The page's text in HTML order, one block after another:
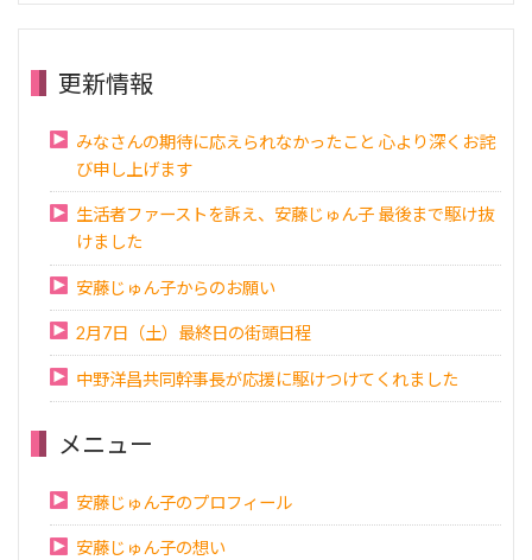
更新情報
みなさんの期待に応えられなかったこと 心より深くお詫
び申し上げます
生活者ファーストを訴え、安藤じゅん子 最後まで駆け抜
けました
安藤じゅん子からのお願い
2月7日（土）最終日の街頭日程
中野洋昌共同幹事長が応援に駆けつけてくれました
メニュー
安藤じゅん子のプロフィール
安藤じゅん子の想い